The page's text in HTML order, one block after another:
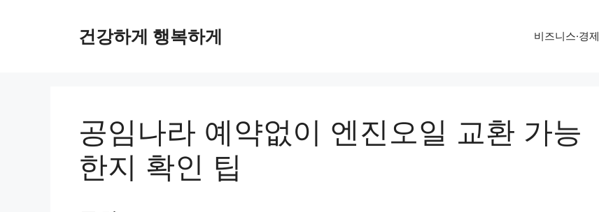
건강하게 행복하게 비즈니스·경제
공임나라 예약없이 엔진오일 교환 가능
한지 확인 팁